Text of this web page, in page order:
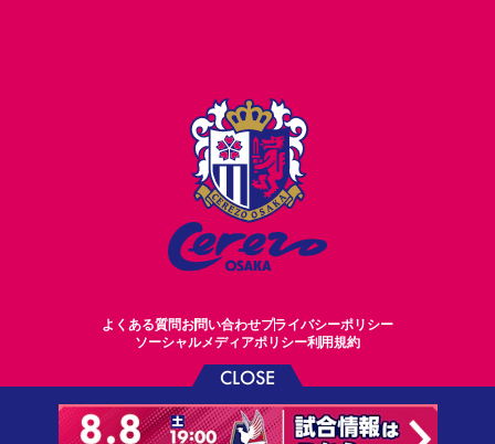
CLOSE
よくある質問お問い合わせプライバシーポリシー
ソーシャルメディアポリシー利用規約
©CEREZO OSAKA CO.,LTD.